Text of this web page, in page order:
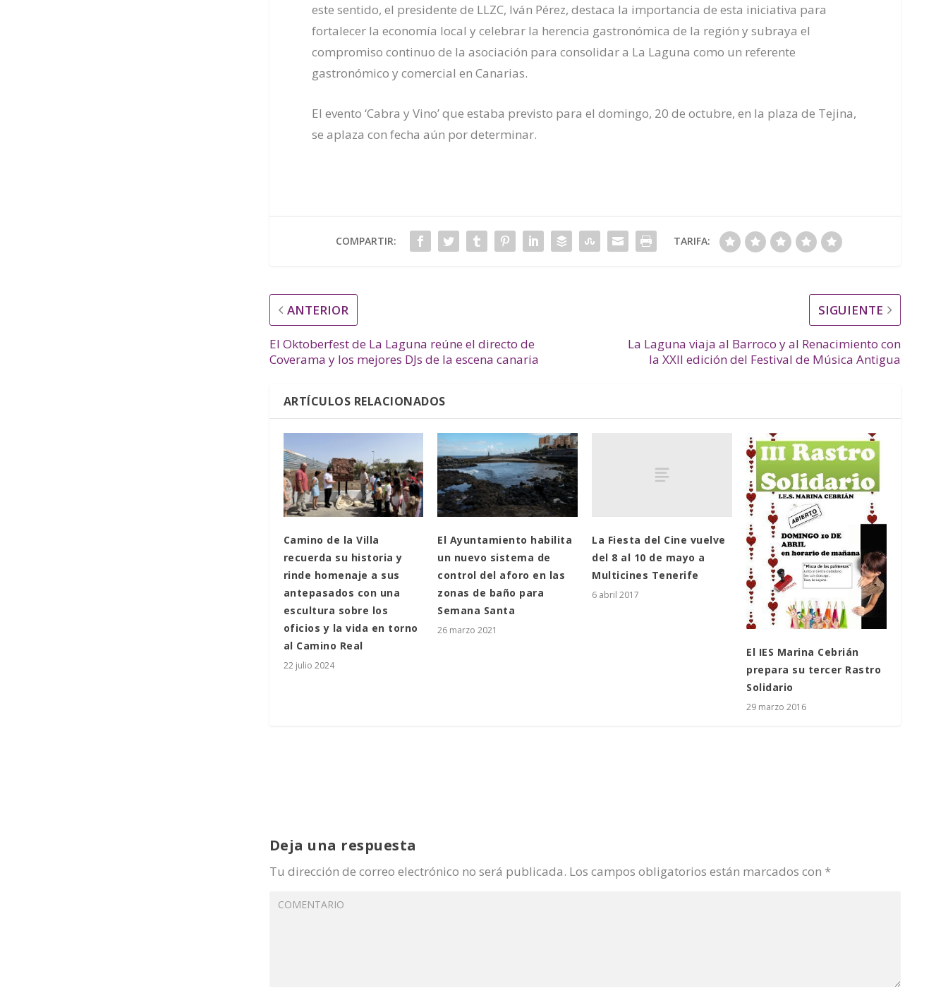
este sentido, el presidente de LLZC, Iván Pérez, destaca la importancia de esta iniciativa para
fortalecer la economía local y celebrar la herencia gastronómica de la región y subraya el
compromiso continuo de la asociación para consolidar a La Laguna como un referente
gastronómico y comercial en Canarias.
El evento ‘Cabra y Vino’ que estaba previsto para el domingo, 20 de octubre, en la plaza de Tejina,
se aplaza con fecha aún por determinar.
COMPARTIR: TARIFA:
ANTERIOR
El Oktoberfest de La Laguna reúne el directo de
Coverama y los mejores DJs de la escena canaria
SIGUIENTE
La Laguna viaja al Barroco y al Renacimiento con
la XXII edición del Festival de Música Antigua
ARTÍCULOS RELACIONADOS
Camino de la Villa
recuerda su historia y
rinde homenaje a sus
antepasados con una
escultura sobre los
oficios y la vida en torno
al Camino Real
22 julio 2024
El Ayuntamiento habilita
un nuevo sistema de
control del aforo en las
zonas de baño para
Semana Santa
26 marzo 2021
La Fiesta del Cine vuelve
del 8 al 10 de mayo a
Multicines Tenerife
6 abril 2017
El IES Marina Cebrián
prepara su tercer Rastro
Solidario
29 marzo 2016
Deja una respuesta
Tu dirección de correo electrónico no será publicada. Los campos obligatorios están marcados con *